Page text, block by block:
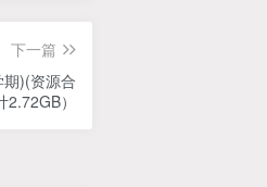
下一篇
期)(资源合
2.72GB）